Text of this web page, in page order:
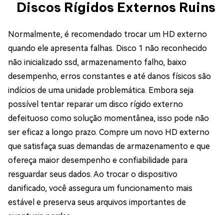
Discos Rígidos Externos Ruins
Normalmente, é recomendado trocar um HD externo
quando ele apresenta falhas. Disco 1 não reconhecido
não inicializado ssd, armazenamento falho, baixo
desempenho, erros constantes e até danos físicos são
indícios de uma unidade problemática. Embora seja
possível tentar reparar um disco rígido externo
defeituoso como solução momentânea, isso pode não
ser eficaz a longo prazo. Compre um novo HD externo
que satisfaça suas demandas de armazenamento e que
ofereça maior desempenho e confiabilidade para
resguardar seus dados. Ao trocar o dispositivo
danificado, você assegura um funcionamento mais
estável e preserva seus arquivos importantes de